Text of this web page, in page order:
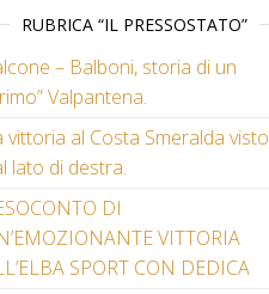
RUBRICA “IL PRESSOSTATO”
– Balboni, storia di un
Valpantena.
vittoria al Costa Smeralda visto
lato di destra.
DI
VITTORIA
SPORT CON DEDICA